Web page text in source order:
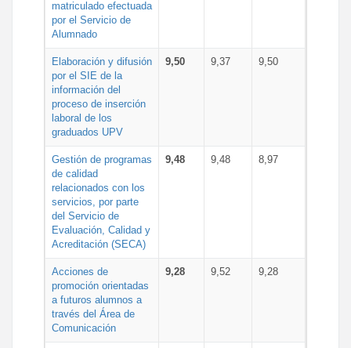
matriculado efectuada
por el Servicio de
Alumnado
Elaboración y difusión
por el SIE de la
información del
proceso de inserción
laboral de los
graduados UPV
9,50 9,37 9,50
Gestión de programas
de calidad
relacionados con los
servicios, por parte
del Servicio de
Evaluación, Calidad y
Acreditación (SECA)
9,48 9,48 8,97
Acciones de
promoción orientadas
a futuros alumnos a
través del Área de
Comunicación
9,28 9,52 9,28